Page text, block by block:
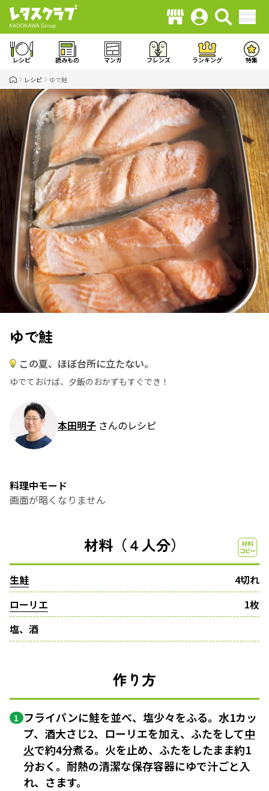
レシピ 読みもの マンガ フレンズ ランキング 特集
レシピ ゆで鮭
ゆで鮭
この夏、ほぼ台所に立たない。
ゆでておけば、夕飯のおかずもすぐでき！
本田明子 さんのレシピ
料理中モード
画面が暗くなりません
材料（４人分）
生鮭
4切れ
ローリエ
1枚
塩、酒
作り方
1 フライパンに鮭を並べ、塩少々をふる。水1カッ
プ、酒大さじ2、ローリエを加え、ふたをして中
火で約4分煮る。火を止め、ふたをしたまま約1
分おく。耐熱の清潔な保存容器にゆで汁ごと入
れ、さます。